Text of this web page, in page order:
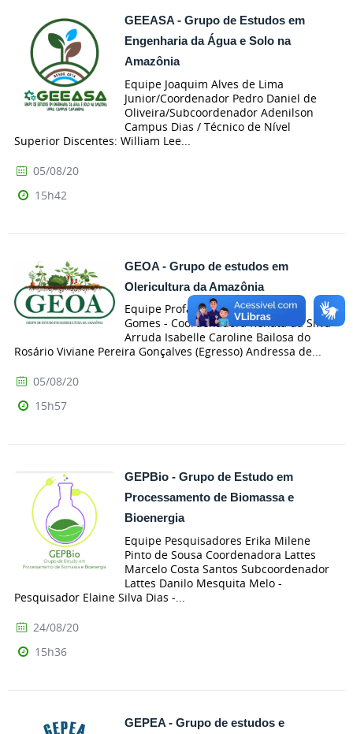
GEEASA - Grupo de Estudos em
Engenharia da Água e Solo na
Amazônia
Equipe Joaquim Alves de Lima
Junior/Coordenador Pedro Daniel de
Oliveira/Subcoordenador Adenilson
Campus Dias / Técnico de Nível
Superior Discentes: William Lee...
05/08/20
15h42
GEOA - Grupo de estudos em
Olericultura da Amazônia
Equipe Profa. Dra. Rafaelle Fazzi
Gomes - Coordenadora Renata da Silva
Arruda Isabelle Caroline Bailosa do
Rosário Viviane Pereira Gonçalves (Egresso) Andressa de...
05/08/20
15h57
GEPBio - Grupo de Estudo em
Processamento de Biomassa e
Bioenergia
Equipe Pesquisadores Erika Milene
Pinto de Sousa Coordenadora Lattes
Marcelo Costa Santos Subcoordenador
Lattes Danilo Mesquita Melo -
Pesquisador Elaine Silva Dias -...
24/08/20
15h36
GEPEA - Grupo de estudos e